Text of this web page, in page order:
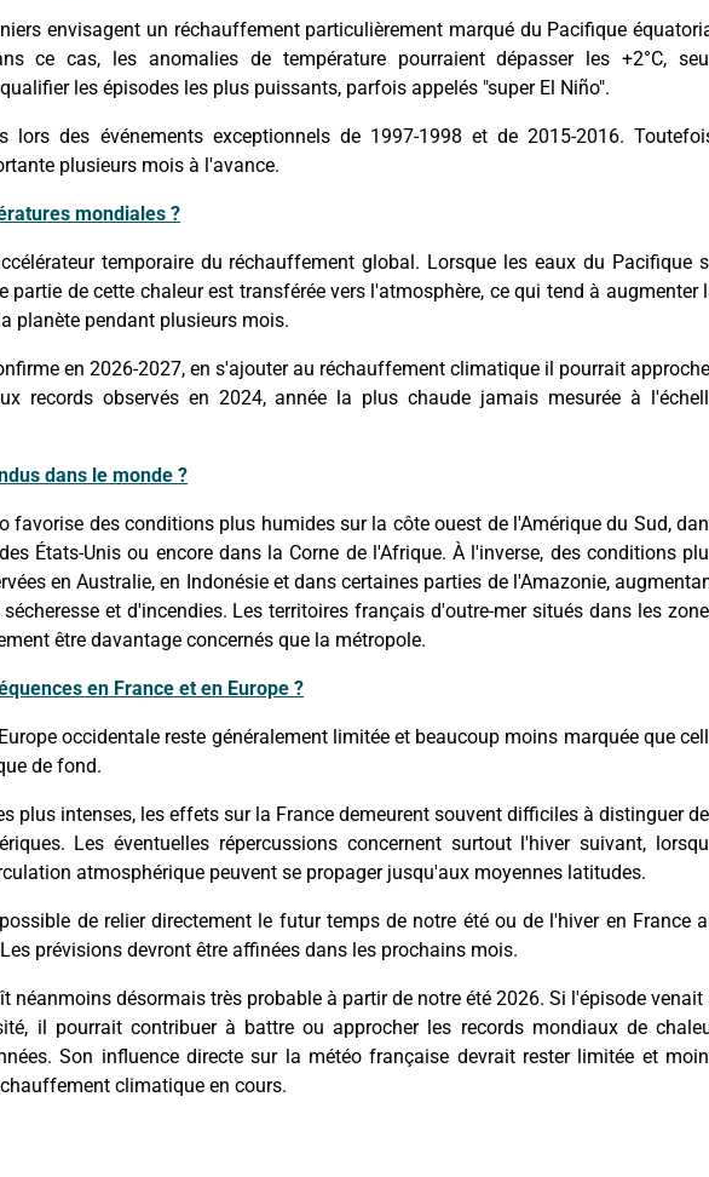
envisagent un réchauffement particulièrement marqué du Pacifique
ce cas, les anomalies de température pourraient dépasser les +2°C,
les épisodes les plus puissants, parfois appelés "super El Niño".
lors des événements exceptionnels de 1997-1998 et de 2015-2016.
plusieurs mois à l'avance.
mondiales ?
temporaire du réchauffement global. Lorsque les eaux du Pacifique
partie de cette chaleur est transférée vers l'atmosphère, ce qui tend à augmenter
planète pendant plusieurs mois.
en 2026-2027, en s'ajouter au réchauffement climatique il pourrait
records observés en 2024, année la plus chaude jamais mesurée à
dans le monde ?
favorise des conditions plus humides sur la côte ouest de l'Amérique du Sud,
États-Unis ou encore dans la Corne de l'Afrique. À l'inverse, des conditions
en Australie, en Indonésie et dans certaines parties de l'Amazonie,
et d'incendies. Les territoires français d'outre-mer situés dans les
être davantage concernés que la métropole.
en France et en Europe ?
occidentale reste généralement limitée et beaucoup moins marquée que
de fond.
plus intenses, les effets sur la France demeurent souvent difficiles à distinguer
Les éventuelles répercussions concernent surtout l'hiver suivant,
atmosphérique peuvent se propager jusqu'aux moyennes latitudes.
de relier directement le futur temps de notre été ou de l'hiver en France
prévisions devront être affinées dans les prochains mois.
néanmoins désormais très probable à partir de notre été 2026. Si l'épisode venait
il pourrait contribuer à battre ou approcher les records mondiaux de
Son influence directe sur la météo française devrait rester limitée et
climatique en cours.